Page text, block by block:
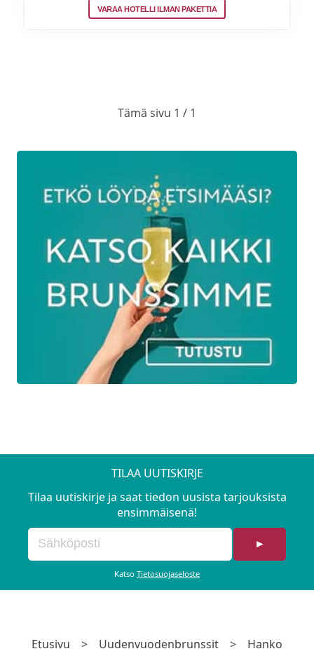
Runsaan aamiaisen
VARAA HOTELLI ILMAN PAKETTIA
Tämä sivu 1 / 1
TILAA UUTISKIRJE
Tilaa uutiskirje ja saat tiedon uusista tarjouksista
ensimmäisenä!
►
Katso Tietosuojaseloste
Etusivu > Uudenvuodenbrunssit > Hanko